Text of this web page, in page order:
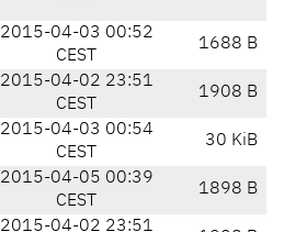
2015-04-03 00:52
CEST
1688 B
2015-04-02 23:51
CEST
1908 B
2015-04-03 00:54
CEST
30 KiB
2015-04-05 00:39
CEST
1898 B
2015-04-02 23:51